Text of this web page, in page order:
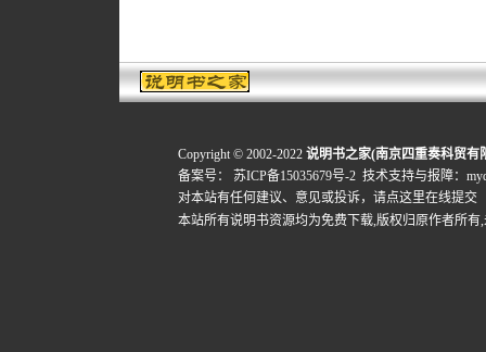
Copyright © 2002-2022 说明书之家(南京四重奏科贸有
备案号：
苏ICP备15035679号-2 技术支持与报障：
对本站有任何建议、意见或投诉， 请点这里在线提交
本站所有说明书资源均为免费下载,版权归原作者所